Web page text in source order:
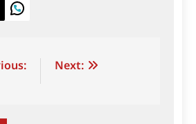
LinkedIn
Next: